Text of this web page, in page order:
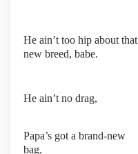
He ain’t too hip about that
new breed, babe.
He ain’t no drag,
Papa’s got a brand-new
bag.